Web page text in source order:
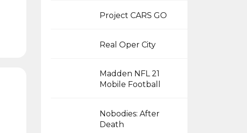
Project CARS GO
Real Oper City
Madden NFL 21
Mobile Football
Nobodies: After
Death